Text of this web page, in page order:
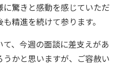
驚きと感動を感じていただ
精進を続けて参ります。
、今週の面談に差支えがあ
かと思いますが、ご容赦い